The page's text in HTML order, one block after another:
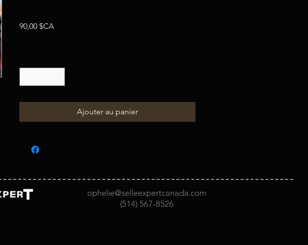
90,00 $CAPrix
Ajouter au panier
ophelie@selleexpertcanada.com
(514) 567-8526